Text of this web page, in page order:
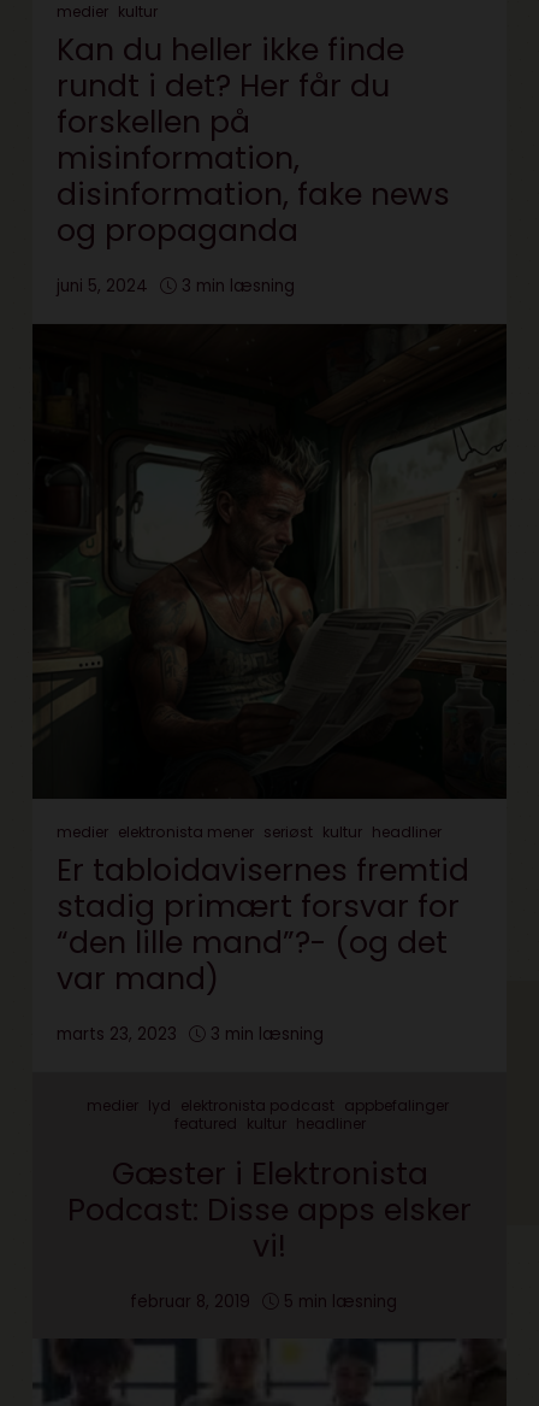
medier kultur
Kan du heller ikke finde
rundt i det? Her får du
forskellen på
misinformation,
disinformation, fake news
og propaganda
juni 5, 2024 3 min læsning
medier elektronista mener seriøst kultur headliner
Er tabloidavisernes fremtid
stadig primært forsvar for
“den lille mand”?- (og det
var mand)
marts 23, 2023 3 min læsning
medier lyd elektronista podcast appbefalinger
featured kultur headliner
Gæster i Elektronista
Podcast: Disse apps elsker
vi!
februar 8, 2019 5 min læsning